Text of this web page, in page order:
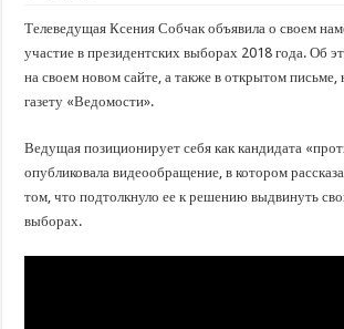
Телеведущая Ксения Собчак объявила о своем
участие в президентских выборах 2018 года. Об
на своем новом сайте, а также в открытом письме,
газету «Ведомости».
Ведущая позиционирует себя как кандидата
опубликовала видеообращение, в котором
том, что подтолкнуло ее к решению выдвинуть
выборах.